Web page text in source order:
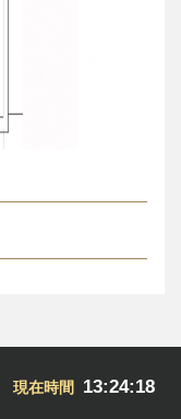
現在時間 13:24:18